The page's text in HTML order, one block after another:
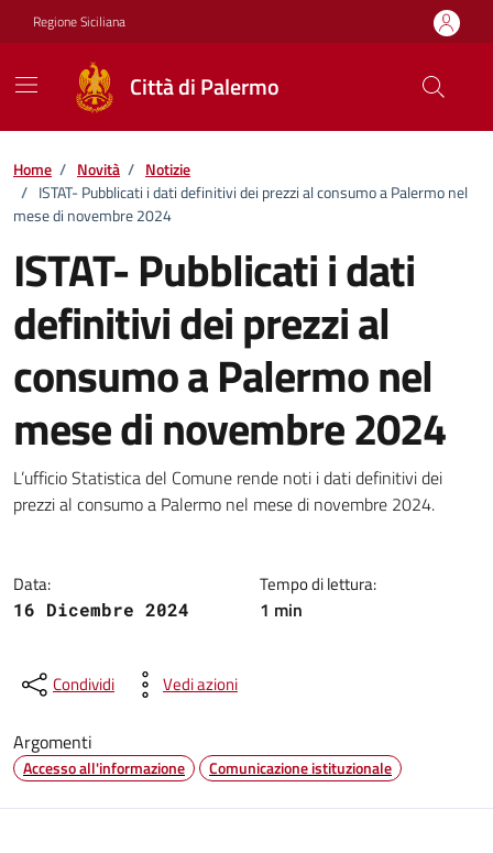
Vai ai contenuti
Vai al footer
Regione Siciliana
Città di Palermo
Home / Novità / Notizie
/ ISTAT- Pubblicati i dati definitivi dei prezzi al consumo a Palermo nel
mese di novembre 2024
ISTAT- Pubblicati i dati
definitivi dei prezzi al
consumo a Palermo nel
mese di novembre 2024
Dettagli della notizia
L’ufficio Statistica del Comune rende noti i dati definitivi dei
prezzi al consumo a Palermo nel mese di novembre 2024.
Data:
16 Dicembre 2024
Tempo di lettura:
1 min
Condividi Vedi azioni
Argomenti
Accesso all'informazione Comunicazione istituzionale